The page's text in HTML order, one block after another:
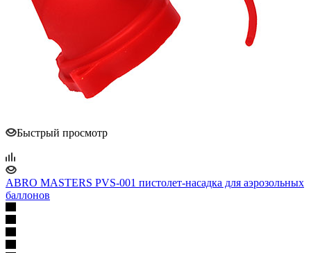
Быстрый просмотр
ABRO MASTERS PVS-001 пистолет-насадка для аэрозольных
баллонов